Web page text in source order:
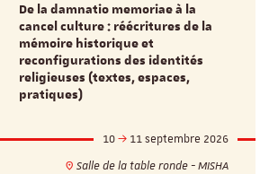
De la damnatio memoriae à la
cancel culture : réécritures de la
mémoire historique et
reconfigurations des identités
religieuses (textes, espaces,
pratiques)
10
11 septembre 2026
Salle de la table ronde - MISHA